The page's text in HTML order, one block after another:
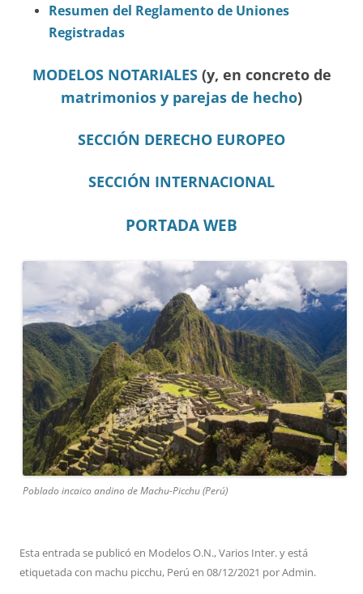
Resumen del Reglamento de Uniones
Registradas
MODELOS NOTARIALES(y, en concreto de
matrimonios y parejas de hecho)
SECCIÓN DERECHO EUROPEO
SECCIÓN INTERNACIONAL
PORTADA WEB
Poblado incaico andino de Machu-Picchu (Perú)
Esta entrada se publicó en Modelos O.N.,Varios Inter.y está
etiquetada con machu picchu, Perú en 08/12/2021 porAdmin.